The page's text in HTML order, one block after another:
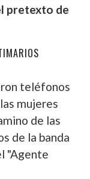
pretexto de
teléfonos
mujeres
de las
de la banda
"Agente